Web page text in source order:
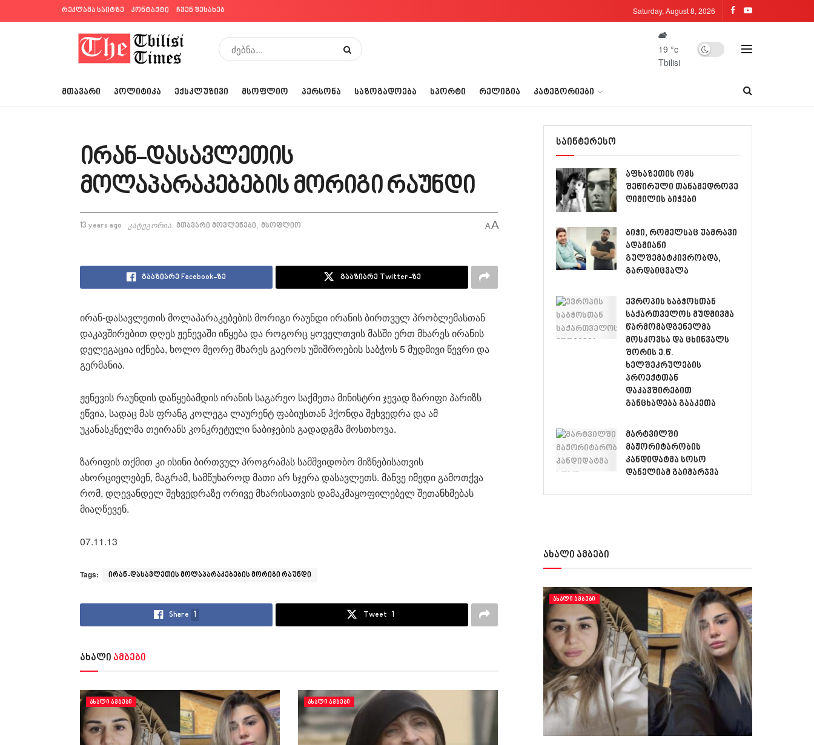
რეკლამა საიტზე კონტაქტი ჩვენ შესახებ Saturday, August 8, 2026
19 °c
Tbilisi
ᲛᲗᲐᲕᲐᲠᲘ ᲞᲝᲚᲘᲢᲘᲙᲐ ᲔᲥᲡᲙᲚᲣᲖᲘᲕᲘ ᲛᲡᲝᲤᲚᲘᲝ ᲞᲔᲠᲡᲝᲜᲐ ᲡᲐᲖᲝᲒᲐᲓᲝᲔᲑᲐ ᲡᲞᲝᲠᲢᲘ ᲠᲔᲚᲘᲒᲘᲐ ᲙᲐᲢᲔᲒᲝᲠᲘᲔᲑᲘ
ირან-დასავლეთის
მოლაპარაკებების მორიგი რაუნდი
13 years ago კატეგორია: მთავარი მოვლენები, მსოფლიო AA
გააზიარე Facebook-ზე გააზიარე Twitter-ზე
ირან-დასავლეთის მოლაპარაკებების მორიგი რაუნდი ირანის ბირთვულ პრობლემასთან
დაკავშირებით დღეს ჟენევაში იწყება და როგორც ყოველთვის მასში ერთ მხარეს ირანის
დელეგაცია იქნება, ხოლო მეორე მხარეს გაეროს უშიშროების საბჭოს 5 მუდმივი წევრი და
გერმანია.
ჟენევის რაუნდის დაწყებამდის ირანის საგარეო საქმეთა მინისტრი ჯევად ზარიფი პარიზს
ეწვია, სადაც მას ფრანგ კოლეგა ლაურენტ ფაბიუსთან ჰქონდა შეხვედრა და ამ
უკანასკნელმა თეირანს კონკრეტული ნაბიჯების გადადგმა მოსთხოვა.
ზარიფის თქმით კი ისინი ბირთვულ პროგრამას სამშვიდობო მიზნებისათვის
ახორციელებენ, მაგრამ, სამწუხაროდ მათი არ სჯერა დასავლეთს. მანვე იმედი გამოთქვა
რომ, დღევანდელ შეხვედრაზე ორივე მხარისათვის დამაკმაყოფილებელ შეთანხმებას
მიაღწევენ.
07.11.13
Tags: ირან-დასავლეთის მოლაპარაკებების მორიგი რაუნდი
Share 1 Tweet 1
ახალი ამბები
ᲐᲮᲐᲚᲘ ᲐᲛᲑᲔᲑᲘ ᲐᲮᲐᲚᲘ ᲐᲛᲑᲔᲑᲘ
საინტერესო
აფხაზეთის ომს
შეწირული თანამედროვე
ღიმილის ბიჭები
ბიჭი, რომელსაც უამრავი
ადამიანი
გულშემატკივრობდა,
გარდაიცვალა
ევროპის საბჭოსთან
საქართველოს მუდმივმა
წარმომადგენელმა
მოსკოვსა და ცხინვალს
შორის ე.წ.
ხელშეკრულების
პროექტთან
დაკავშირებით
განცხადება გააკეთა
მარტვილში
მაჟორიტარობის
კანდიდატმა სოსო
დანელიამ გაიმარჯვა
ახალი ამბები
ᲐᲮᲐᲚᲘ ᲐᲛᲑᲔᲑᲘ